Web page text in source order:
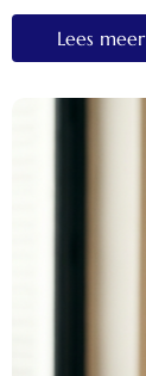
Lees meer